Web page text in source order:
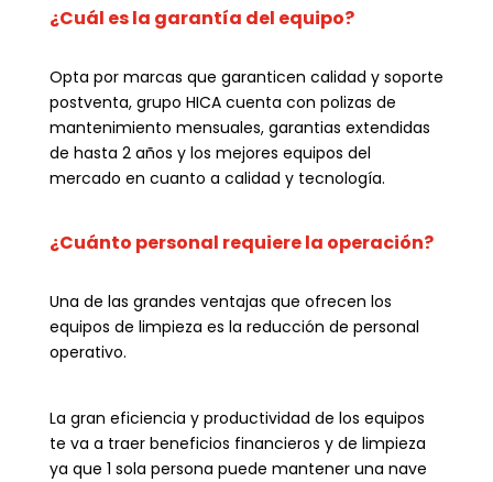
¿Cuál es la garantía del equipo?
Opta por marcas que garanticen calidad y soporte
postventa, grupo HICA cuenta con polizas de
mantenimiento mensuales, garantias extendidas
de hasta 2 años y los mejores equipos del
mercado en cuanto a calidad y tecnología.
¿Cuánto personal requiere la operación?
Una de las grandes ventajas que ofrecen los
equipos de limpieza es la reducción de personal
operativo.
La gran eficiencia y productividad de los equipos
te va a traer beneficios financieros y de limpieza
ya que 1 sola persona puede mantener una nave